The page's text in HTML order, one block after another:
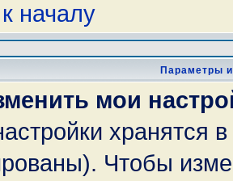
началу
Параметры
мои
хранятся
Чтобы